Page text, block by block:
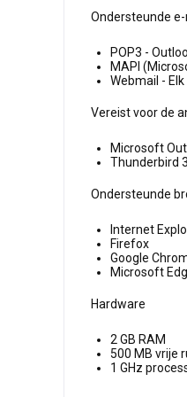
Ondersteunde
POP3 -
MAPI
Webmail -
Vereist voor de
Microsoft
Thunderbird
Ondersteunde
Internet
Firefox
Google
Microsoft
Hardware
2 GB RAM
500 MB vrije
1 GHz